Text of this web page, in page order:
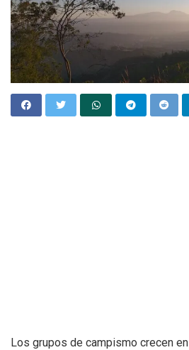
Los grupos de campismo crecen en